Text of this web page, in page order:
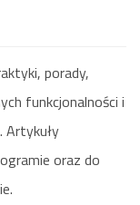
porady,
funkcjonalności i
Artykuły
oraz do